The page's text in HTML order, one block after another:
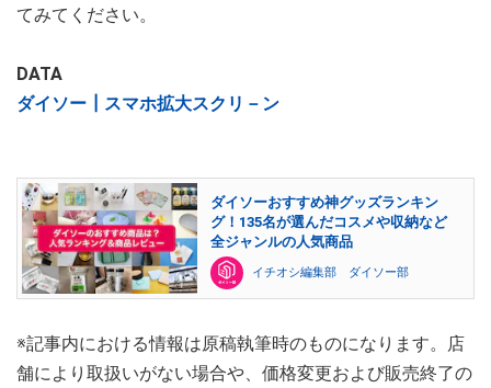
てみてください。
DATA
ダイソー┃スマホ拡大スクリ－ン
ダイソーおすすめ神グッズランキン
グ！135名が選んだコスメや収納など
全ジャンルの人気商品
イチオシ編集部 ダイソー部
※記事内における情報は原稿執筆時のものになります。店
舗により取扱いがない場合や、価格変更および販売終了の